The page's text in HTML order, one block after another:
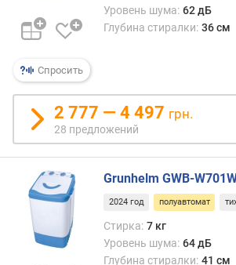
э
н
р
г
п
р
е
б
е
Спросить
Уровень шума: 62 дБ
Глубина стиралки: 36 см
2 777 — 4 497 грн.
28 предложений
Grunhelm GWB-
2024 год полуавтомат
Стирка: 7 кг
Уровень шума: 64 дБ
Глубина стиралки: 41 см